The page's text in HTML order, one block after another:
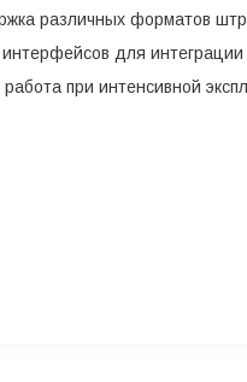
различных форматов
для интеграции
при интенсивной